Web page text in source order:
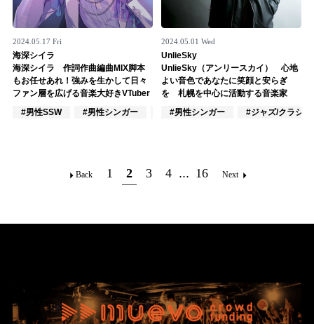
2024.05.17 Fri
海深シイラ
海深シイラ 作詞作曲編曲MIX脚本
もお任せあれ！強みを生かして日々
ファン層を広げる音楽大好きVTuber
#男性SSW
#男性シンガー #インディーズ
2024.05.01 Wed
UnlieSky
UnlieSky（アンリースカイ） 心地
よい音色であなたに笑顔と安らぎ
を 札幌を中心に活動する音楽家
#男性シンガー
#ジャズ/クラシッ
Back 1 2 3 4 ... 16 Next